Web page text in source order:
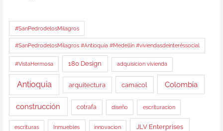
#SanPedrodelosMilagros
#SanPedrodelosMilagros #Antioquia #Medellín #viviendasdeinteréssocial
#VistaHermosa 180 Design adquisicion vivienda
Antioquia arquitectura camacol Colombia
construcción cotrafa diseño escrituracion
escrituras Inmuebles innovacion JLV Enterprises